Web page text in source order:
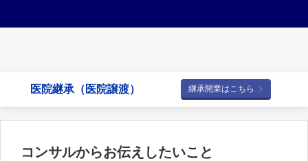
医院継承（医院譲渡） 継承開業はこちら
コンサルからお伝えしたいこと